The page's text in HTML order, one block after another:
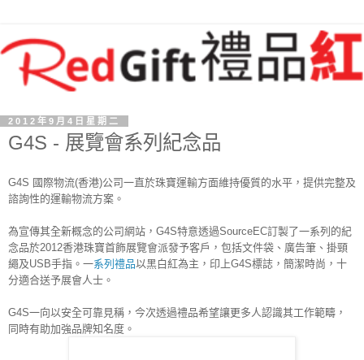
2012年9月4日星期二
G4S - 展覽會系列紀念品
G4S 國際物流(香港)公司一直於珠寶運輸方面維持優質的水平，提供完整及
諮詢性的運輸物流方案。
為宣傳其全新概念的公司網站，G4S特意透過SourceEC訂製了一系列的紀
念品於2012香港珠寶首飾展覽會派發予客戶，包括文件袋、廣告筆、掛頸
繩及USB手指。一系列禮品以黑白紅為主，印上G4S標誌，簡潔時尚，十
分適合送予展會人士。
G4S一向以安全可靠見稱，今次透過禮品希望讓更多人認識其工作範疇，
同時有助加強品牌知名度。